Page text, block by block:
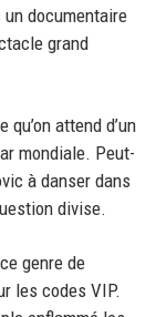
un documentaire
grand
attend d’un
mondiale. Peut-
à danser dans
divise.
genre de
les codes VIP.